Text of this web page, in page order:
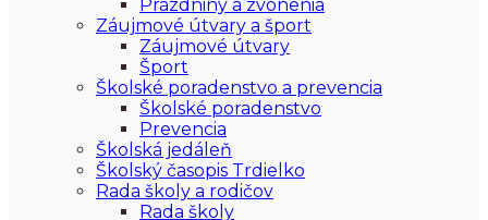
Prázdniny a zvonenia
Záujmové útvary a šport
Záujmové útvary
Šport
Školské poradenstvo a prevencia
Školské poradenstvo
Prevencia
Školská jedáleň
Školský časopis Trdielko
Rada školy a rodičov
Rada školy